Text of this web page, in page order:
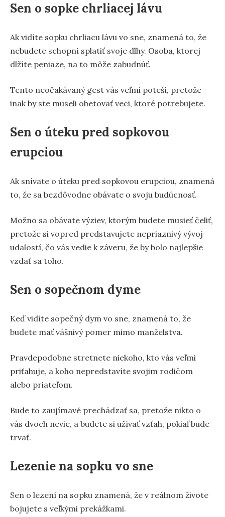
Sen o sopke chrliacej lávu
Ak vidíte sopku chrliacu lávu vo sne, znamená to, že
nebudete schopní splatiť svoje dlhy. Osoba, ktorej
dlžíte peniaze, na to môže zabudnúť.
Tento neočakávaný gest vás veľmi poteší, pretože
inak by ste museli obetovať veci, ktoré potrebujete.
Sen o úteku pred sopkovou
erupciou
Ak snívate o úteku pred sopkovou erupciou, znamená
to, že sa bezdôvodne obávate o svoju budúcnosť.
Možno sa obávate výziev, ktorým budete musieť čeliť,
pretože si vopred predstavujete nepriaznivý vývoj
udalostí, čo vás vedie k záveru, že by bolo najlepšie
vzdať sa toho.
Sen o sopečnom dyme
Keď vidíte sopečný dym vo sne, znamená to, že
budete mať vášnivý pomer mimo manželstva.
Pravdepodobne stretnete niekoho, kto vás veľmi
priťahuje, a koho nepredstavíte svojim rodičom
alebo priateľom.
Bude to zaujímavé prechádzať sa, pretože nikto o
vás dvoch nevie, a budete si užívať vzťah, pokiaľ bude
trvať.
Lezenie na sopku vo sne
Sen o lezení na sopku znamená, že v reálnom živote
bojujete s veľkými prekážkami.